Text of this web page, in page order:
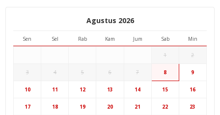
Agustus 2026
Sen Sel Rab Kam Jum Sab Min
1 2
3 4 5 6 7 8 9
10 11 12 13 14 15 16
17 18 19 20 21 22 23